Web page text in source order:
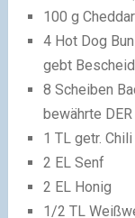
100 g
4 Hot Dog
gebt
8 Scheiben
bewährte
1 TL getr.
2 EL Senf
2 EL Honig
1/2 TL